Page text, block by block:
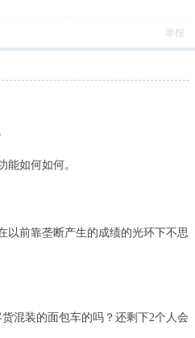
举报
如何如何。
以前靠垄断产生的成绩的光环下不思
混装的面包车的吗？还剩下2个人会